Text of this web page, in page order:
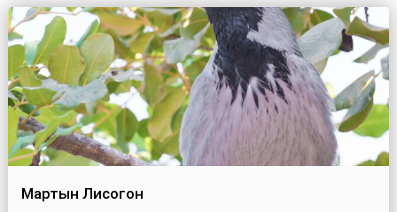
Мартын Лисогон